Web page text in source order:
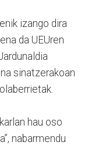
izango dira
da UEUren
sinatzerakoan
hau oso
nabarmendu